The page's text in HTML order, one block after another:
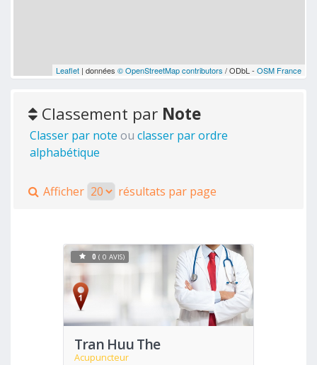
Leaflet| données © OpenStreetMap contributors / ODbL - OSM France
Classement par Note
Classer par note ou classer par ordre
alphabétique
Afficher résultats par page
Tran Huu The
Acupuncteur
Voir
0 ( 0 AVIS)